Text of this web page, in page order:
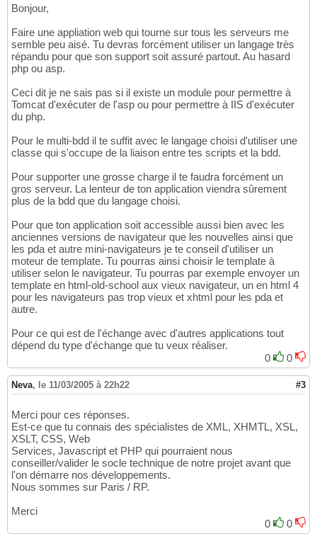
Bonjour,
Faire une appliation web qui tourne sur tous les serveurs me
semble peu aisé. Tu devras forcément utiliser un langage très
répandu pour que son support soit assuré partout. Au hasard
php ou asp.
Ceci dit je ne sais pas si il existe un module pour permettre à
Tomcat d'exécuter de l'asp ou pour permettre à IIS d'exécuter
du php.
Pour le multi-bdd il te suffit avec le langage choisi d'utiliser une
classe qui s'occupe de la liaison entre tes scripts et la bdd.
Pour supporter une grosse charge il te faudra forcément un
gros serveur. La lenteur de ton application viendra sûrement
plus de la bdd que du langage choisi.
Pour que ton application soit accessible aussi bien avec les
anciennes versions de navigateur que les nouvelles ainsi que
les pda et autre mini-navigateurs je te conseil d'utiliser un
moteur de template. Tu pourras ainsi choisir le template à
utiliser selon le navigateur. Tu pourras par exemple envoyer un
template en html-old-school aux vieux navigateur, un en html 4
pour les navigateurs pas trop vieux et xhtml pour les pda et
autre.
Pour ce qui est de l'échange avec d'autres applications tout
dépend du type d'échange que tu veux réaliser.
0
0
Neva, le 11/03/2005 à 22h22 #3
Merci pour ces réponses.
Est-ce que tu connais des spécialistes de XML, XHMTL, XSL,
XSLT, CSS, Web
Services, Javascript et PHP qui pourraient nous
conseiller/valider le socle technique de notre projet avant que
l'on démarre nos développements.
Nous sommes sur Paris / RP.
Merci
0
0